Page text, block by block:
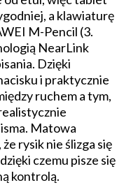
a klawiaturę
M-Pencil (3.
NearLink
Dzięki
i praktycznie
ruchem a tym,
Matowa
rysik nie ślizga się
czemu pisze się
kontrolą.